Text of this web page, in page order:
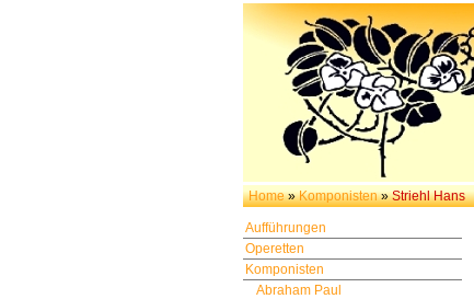
Home »Komponisten »Striehl Hans
Aufführungen
Operetten
Komponisten
Abraham Paul